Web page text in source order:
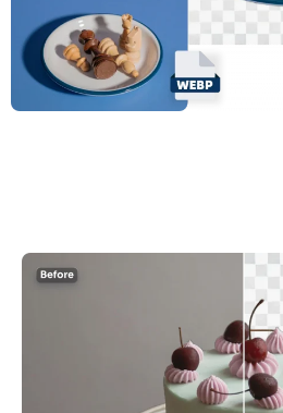
사진 복원
AI 익스텐더
헤어스타일 체인저